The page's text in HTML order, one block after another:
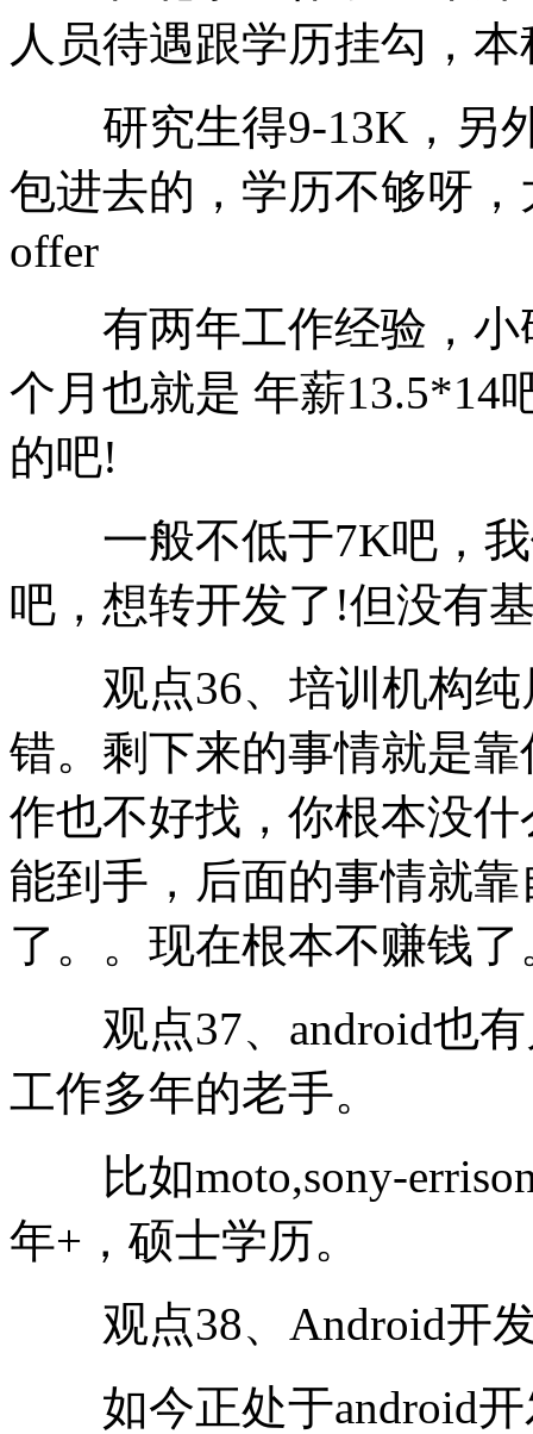
人员待遇跟学历挂勾，
研究生得9-13K，另外
包进去的，学历不够呀
offer
有两年工作经验，小
个月也就是 年薪13.5*14
的吧!
一般不低于7K吧，我
吧，想转开发了!但没有
观点36、培训机构纯
错。剩下来的事情就是
作也不好找，你根本没
能到手，后面的事情就
了。。现在根本不赚钱
观点37、android也有
工作多年的老手。
比如moto,sony-
年+，硕士学历。
观点38、Android开发
如今正处于android开